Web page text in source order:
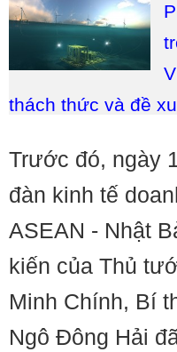
thách thức và đề
Trước đó, ngày
đàn kinh tế
ASEAN - Nhật
kiến của Thủ
Minh Chính, Bí
Ngô Đông Hải